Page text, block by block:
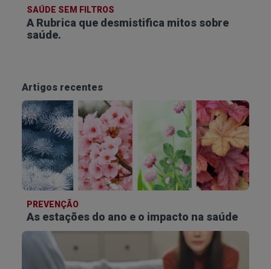
SAÚDE SEM FILTROS
A Rubrica que desmistifica mitos sobre
saúde.
Artigos recentes
PREVENÇÃO
As estações do ano e o impacto na saúde